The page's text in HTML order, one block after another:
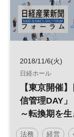
2018/11/6(火)
日経ホール
【東京開催
信管理DAY」
～転換期を
考える～
法務 経営